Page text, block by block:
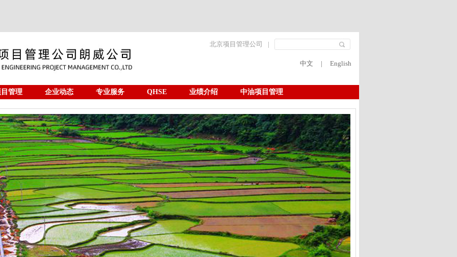
北京项目管理公司 |
中文 | English
管理 企业动态 专业服务 QHSE 业绩介绍 中油项目管理